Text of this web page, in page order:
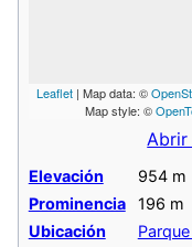
Leaflet | Map data: ©
Map style: ©
Elevación
954 m
Prominencia
196 m
Ubicación